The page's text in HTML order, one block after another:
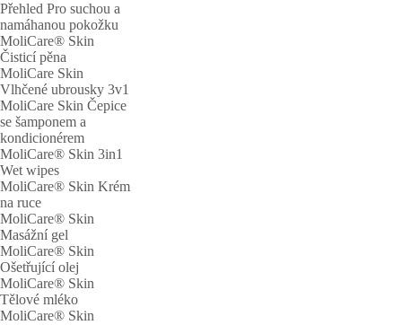
Přehled Pro suchou a
namáhanou pokožku
MoliCare® Skin
Čisticí pěna
MoliCare Skin
Vlhčené ubrousky 3v1
MoliCare Skin Čepice
se šamponem a
kondicionérem
MoliCare® Skin 3in1
Wet wipes
MoliCare® Skin Krém
na ruce
MoliCare® Skin
Masážní gel
MoliCare® Skin
Ošetřující olej
MoliCare® Skin
Tělové mléko
MoliCare® Skin